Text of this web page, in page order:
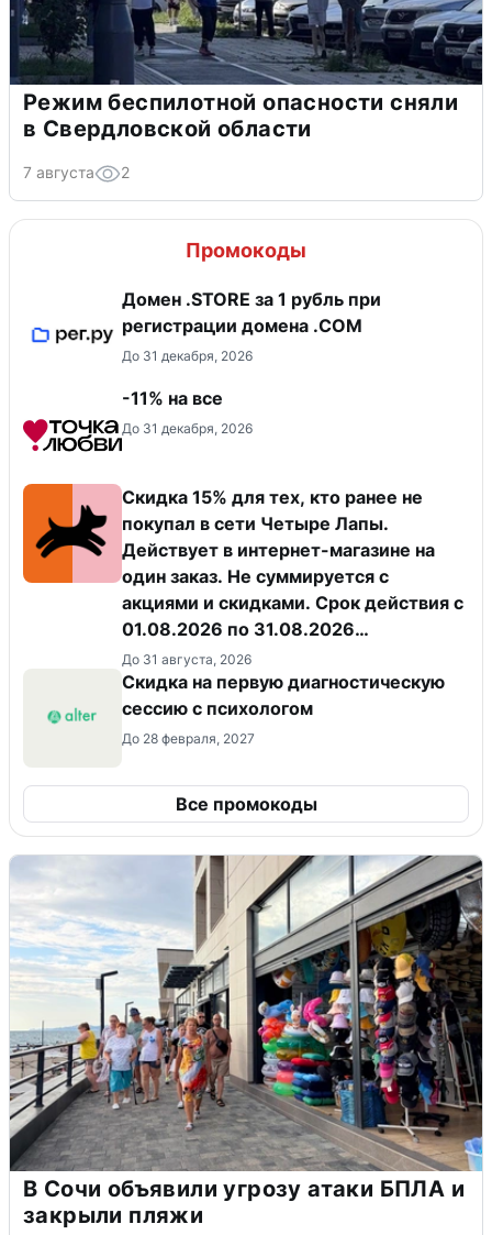
Режим беспилотной опасности сняли
в Свердловской области
7 августа 2
Промокоды
Домен .STORE за 1 рубль при
регистрации домена .COM
До 31 декабря, 2026
-11% на все
До 31 декабря, 2026
Скидка 15% для тех, кто ранее не
покупал в сети Четыре Лапы.
Действует в интернет-магазине на
один заказ. Не суммируется с
акциями и скидками. Срок действия с
01.08.2026 по 31.08.2026
(включительно).
До 31 августа, 2026
Скидка на первую диагностическую
сессию с психологом
До 28 февраля, 2027
Все промокоды
В Сочи объявили угрозу атаки БПЛА и
закрыли пляжи